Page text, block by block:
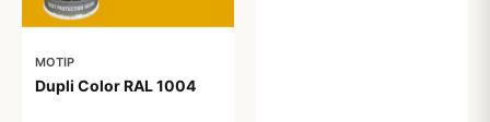
MOTIP
Dupli Color RAL 1004